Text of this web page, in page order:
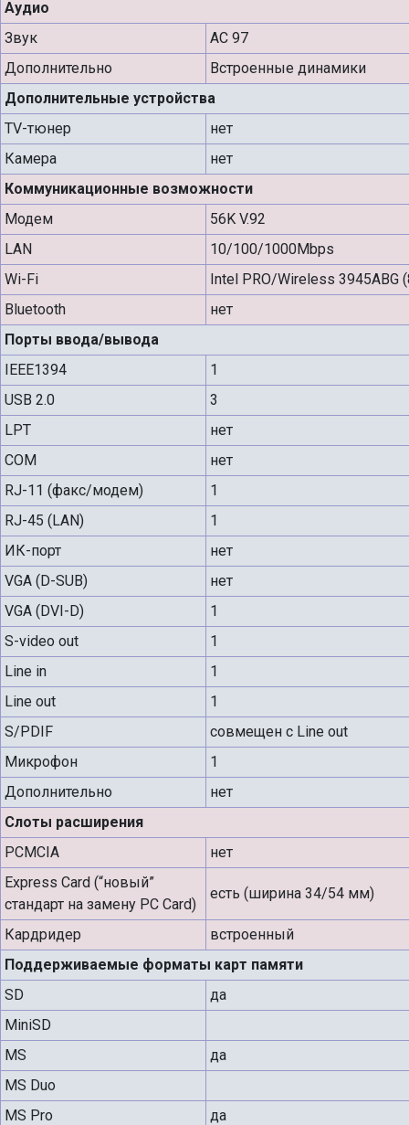
Аудио
Звук
AC 97
Дополнительно
Встроенные динамики
Дополнительные устройства
TV-тюнер
нет
Камера
нет
Коммуникационные возможности
Модем
56K V.92
LAN
10/100/1000Mbps
Wi-Fi
Intel PRO/Wireless 3945ABG
Bluetooth
нет
Порты ввода/вывода
IEEE1394
1
USB 2.0
3
LPT
нет
COM
нет
RJ-11 (факс/модем)
1
RJ-45 (LAN)
1
ИК-порт
нет
VGA (D-SUB)
нет
VGA (DVI-D)
1
S-video out
1
Line in
1
Line out
1
S/PDIF
совмещен с Line out
Микрофон
1
Дополнительно
нет
Слоты расширения
PCMCIA
нет
Express Card (“новый”
стандарт на замену PC Card)
есть (ширина 34/54 мм)
Кардридер
встроенный
Поддерживаемые форматы карт памяти
SD
да
MiniSD
MS
да
MS Duo
MS Pro
да